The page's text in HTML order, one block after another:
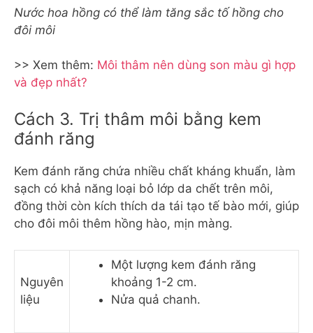
Nước hoa hồng có thể làm tăng sắc tố hồng cho
đôi môi
>> Xem thêm: Môi thâm nên dùng son màu gì hợp
và đẹp nhất?
Cách 3. Trị thâm môi bằng kem
đánh răng
Kem đánh răng chứa nhiều chất kháng khuẩn, làm
sạch có khả năng loại bỏ lớp da chết trên môi,
đồng thời còn kích thích da tái tạo tế bào mới, giúp
cho đôi môi thêm hồng hào, mịn màng.
Nguyên
liệu
Một lượng kem đánh răng
khoảng 1-2 cm.
Nửa quả chanh.